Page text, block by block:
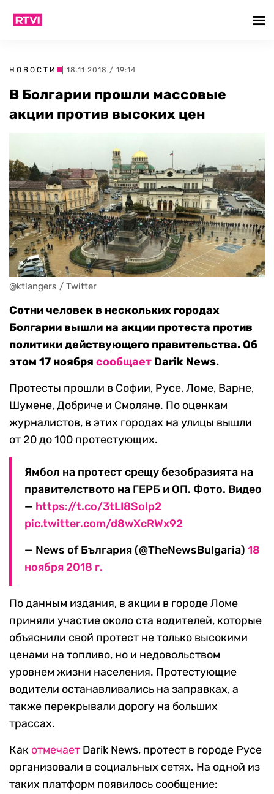
НОВОСТИ | 18.11.2018 / 19:14
В Болгарии прошли массовые
акции против высоких цен
@ktlangers / Twitter
Сотни человек в нескольких городах
Болгарии вышли на акции протеста против
политики действующего правительства. Об
этом 17 ноября сообщает Darik News.
Протесты прошли в Софии, Русе, Ломе, Варне,
Шумене, Добриче и Смоляне. По оценкам
журналистов, в этих городах на улицы вышли
от 20 до 100 протестующих.
Ямбол на протест срещу безобразията на
правителството на ГЕРБ и ОП. Фото. Видео
— https://t.co/3tLI8Solp2
pic.twitter.com/d8wXcRWx92
— News of България (@TheNewsBulgaria) 18
ноября 2018 г.
По данным издания, в акции в городе Ломе
приняли участие около ста водителей, которые
объяснили свой протест не только высокими
ценами на топливо, но и недовольством
уровнем жизни населения. Протестующие
водители останавливались на заправках, а
также перекрывали дорогу на больших
трассах.
Как отмечает Darik News, протест в городе Русе
организовали в социальных сетях. На одной из
таких платформ появилось сообщение: